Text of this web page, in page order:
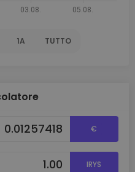
1A TUTTO
€
IRYS